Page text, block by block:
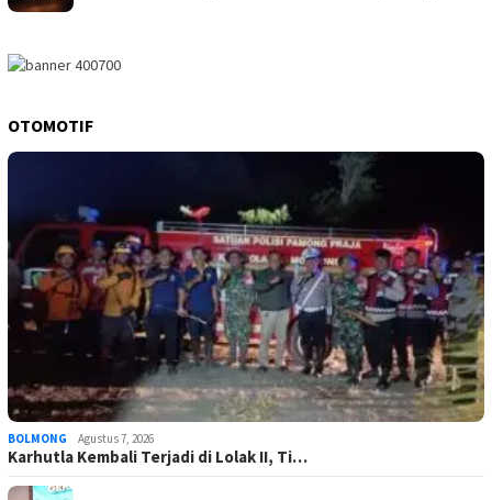
OTOMOTIF
BOLMONG Agustus 7, 2026
Karhutla Kembali Terjadi di Lolak II, Ti…